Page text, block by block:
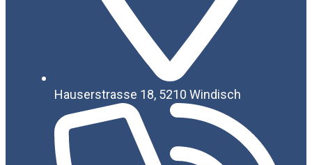
Hauserstrasse 18, 5210 Windisch